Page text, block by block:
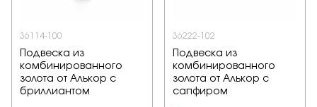
36114-100
Подвеска из
комбинированного
золота от Алькор с
бриллиантом
36222-102
Подвеска из
комбинированного
золота от Алькор с
сапфиром